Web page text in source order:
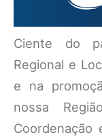
Ciente do
Regional e
e na
nossa
Coordenação